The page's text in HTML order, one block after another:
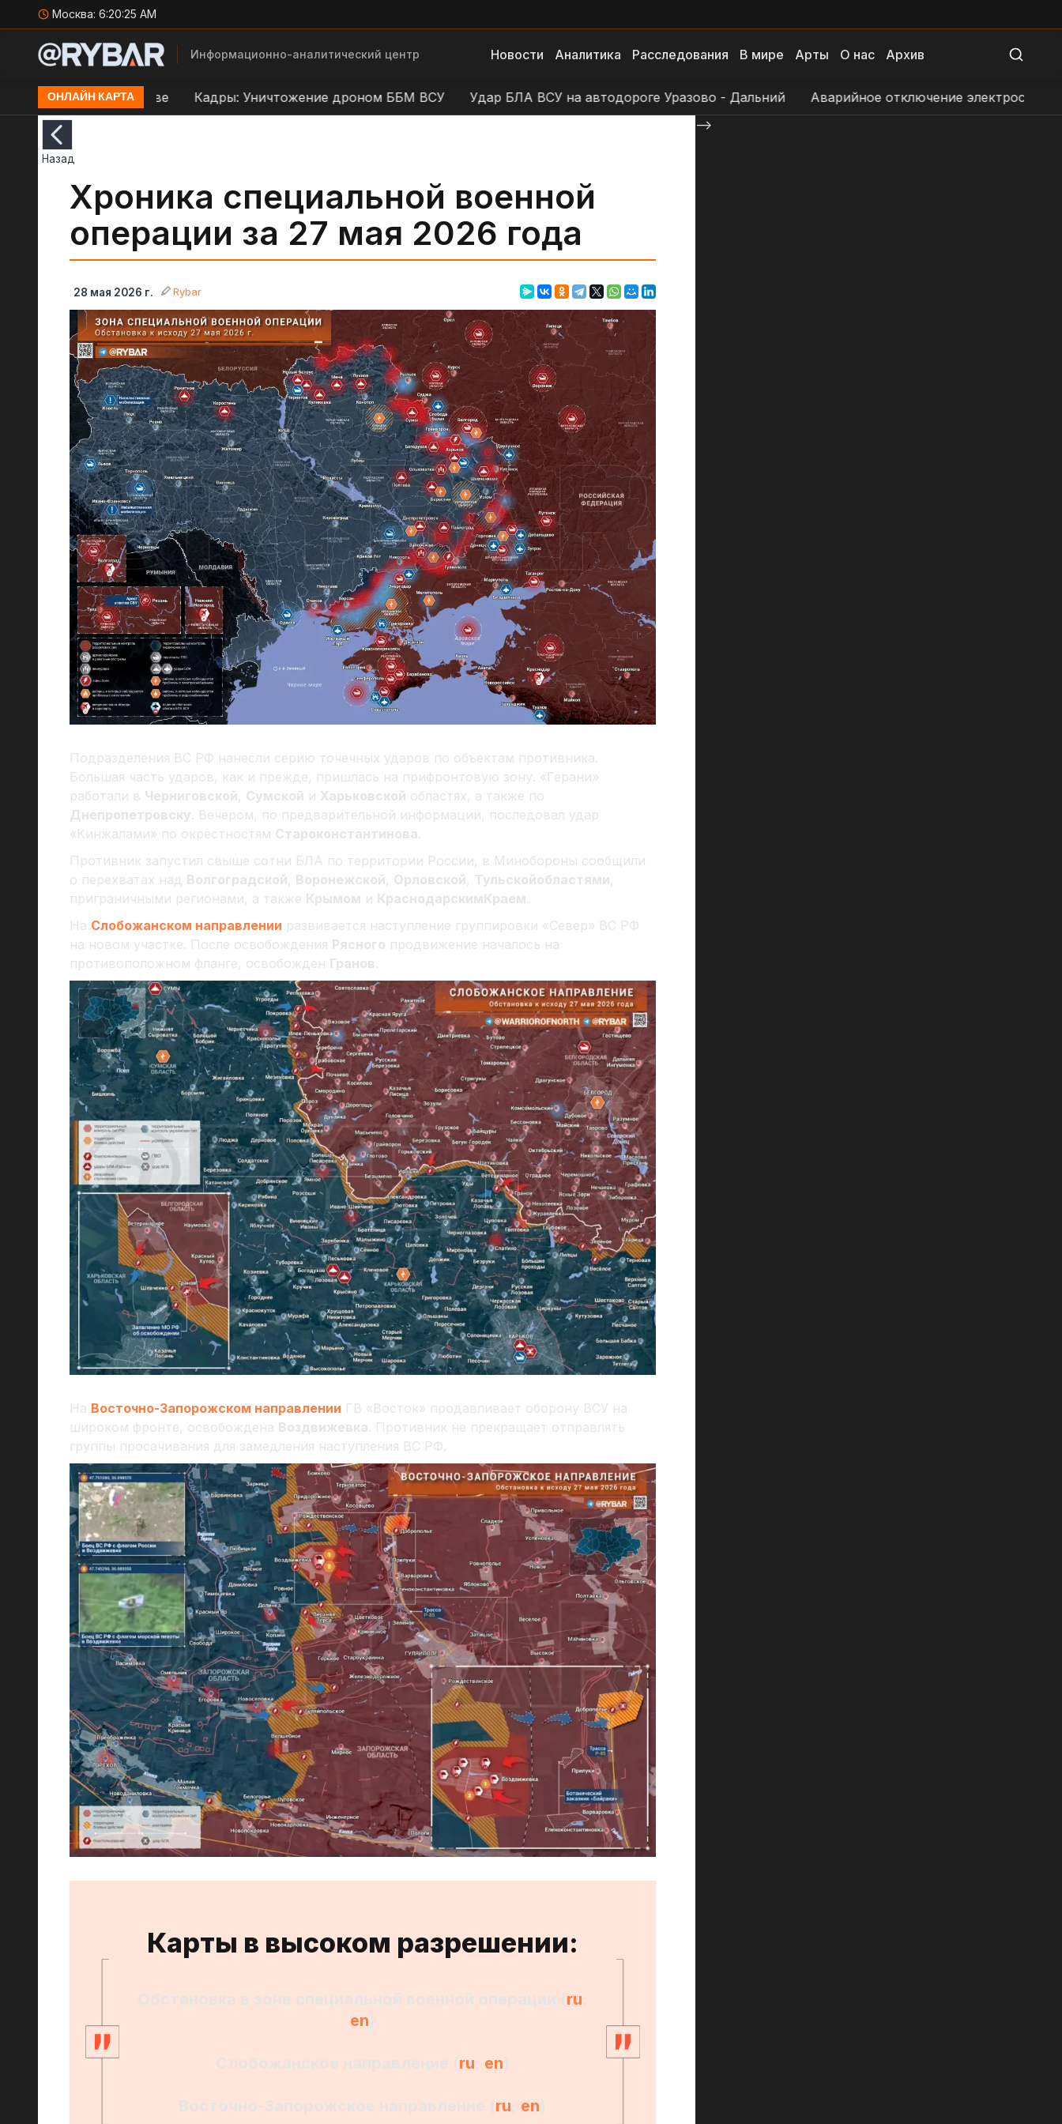
Москва: 6:20:27 AM
Информационно-аналитический центр Новости Аналитика Расследования В мире Арты О нас Архив
ОНЛАЙН КАРТА
ВСУ в Орехове Кадры: Уничтожение дроном ББМ ВСУ Удар БЛА ВСУ на автодороге Уразово - Дальний Аварийное отключение электроснабжения в
Назад
Хроника специальной военной
операции за 27 мая 2026 года
28 мая 2026 г. Rybar
Подразделения ВС РФ нанесли серию точечных ударов по объектам противника.
Большая часть ударов, как и прежде, пришлась на прифронтовую зону. «Герани»
работали в Черниговской, Сумской и Харьковской областях, а также по
Днепропетровску. Вечером, по предварительной информации, последовал удар
«Кинжалами» по окрестностям Староконстантинова.
Противник запустил свыше сотни БЛА по территории России, в Минобороны сообщили
о перехватах над Волгоградской, Воронежской, Орловской, Тульскойобластями,
приграничными регионами, а также Крымом и КраснодарскимКраем.
На Слобожанском направлении развивается наступление группировки «Север» ВС РФ
на новом участке. После освобождения Рясного продвижение началось на
противоположном фланге, освобожден Гранов.
На Восточно-Запорожском направлении ГВ «Восток» продавливает оборону ВСУ на
широком фронте, освобождена Воздвижевка. Противник не прекращает отправлять
группы просачивания для замедления наступления ВС РФ.
Карты в высоком разрешении:
Обстановка в зоне специальной военной операции (ru;
en)
Слобожанское направление (ru; en)
Восточно-Запорожское направление (ru; en)
-->